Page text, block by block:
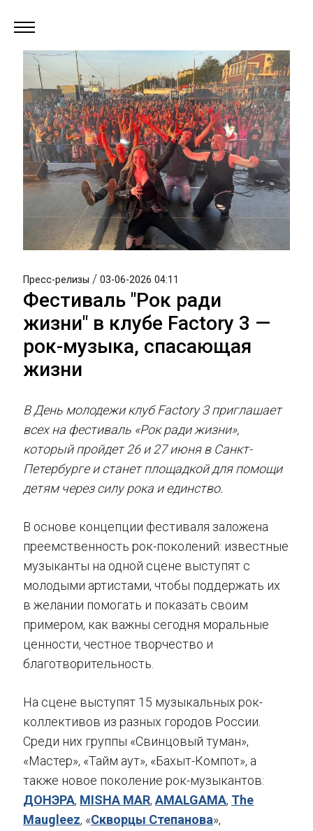
Пресс-релизы / 03-06-2026 04:11
Фестиваль "Рок ради
жизни" в клубе Factory 3 —
рок-музыка, спасающая
жизни
В День молодежи клуб Factory 3 приглашает
всех на фестиваль «Рок ради жизни»,
который пройдет 26 и 27 июня в Санкт-
Петербурге и станет площадкой для помощи
детям через силу рока и единство.
В основе концепции фестиваля заложена
преемственность рок-поколений: известные
музыканты на одной сцене выступят с
молодыми артистами, чтобы поддержать их
в желании помогать и показать своим
примером, как важны сегодня моральные
ценности, честное творчество и
благотворительность.
На сцене выступят 15 музыкальных рок-
коллективов из разных городов России.
Среди них группы «Свинцовый туман»,
«Мастер», «Тайм аут», «Бахыт-Компот», а
также новое поколение рок-музыкантов:
ДОНЭРА, MISHA MAR, AMALGAMA, The
Maugleez, «Скворцы Степанова»,